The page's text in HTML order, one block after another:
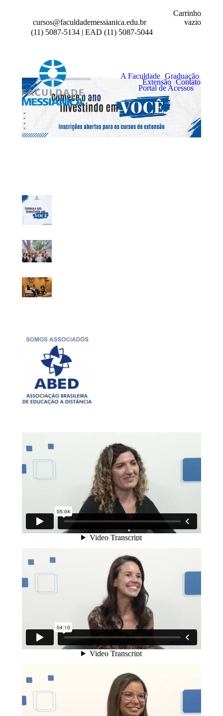
cursos@faculdademessianica.edu.br
(11) 5087-5134 | EAD (11) 5087-5044
Carrinho
vazio
A Faculdade Graduação
Extensão Contato
Portal de Acessos